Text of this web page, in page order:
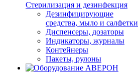
Стерилизация и дезинфекция
Дезинфицирующие
средства, мыло и салфетки
Диспенсеры, дозаторы
Индикаторы, журналы
Контейнеры
Пакеты, рулоны